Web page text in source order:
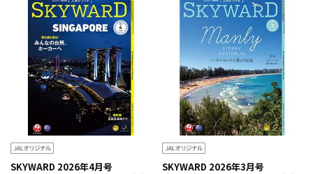
SKYWARD 2026年4月号 SKYWARD 2026年3月号